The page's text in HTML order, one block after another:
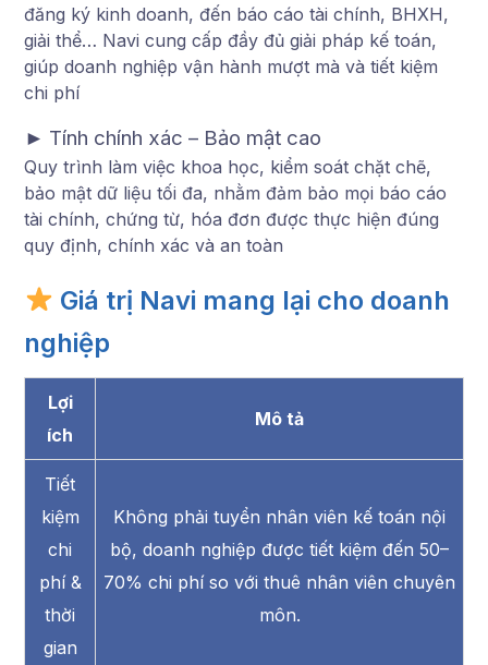
đăng ký kinh doanh, đến báo cáo tài chính, BHXH,
giải thể… Navi cung cấp đầy đủ giải pháp kế toán,
giúp doanh nghiệp vận hành mượt mà và tiết kiệm
chi phí
► Tính chính xác – Bảo mật cao
Quy trình làm việc khoa học, kiểm soát chặt chẽ,
bảo mật dữ liệu tối đa, nhằm đảm bảo mọi báo cáo
tài chính, chứng từ, hóa đơn được thực hiện đúng
quy định, chính xác và an toàn
Giá trị Navi mang lại cho doanh
nghiệp
Lợi
ích
Mô tả
Tiết
kiệm
chi
phí &
thời
gian
Không phải tuyển nhân viên kế toán nội
bộ, doanh nghiệp được tiết kiệm đến 50–
70% chi phí so với thuê nhân viên chuyên
môn.